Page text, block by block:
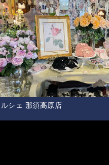
シェ 那須高原店